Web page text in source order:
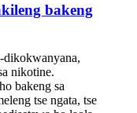
bakeng
dikokwanyana,
nikotine.
bakeng sa
tse ngata, tse